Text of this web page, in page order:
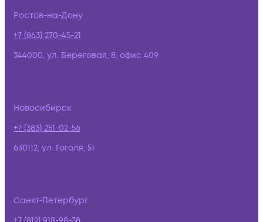
Ростов-на-Дону
+7 (863) 270-45-21
344000, ул. Береговая, 8, офис 409
Новосибирск
+7 (383) 251-02-56
630112, ул. Гоголя, 51
Санкт-Петербург